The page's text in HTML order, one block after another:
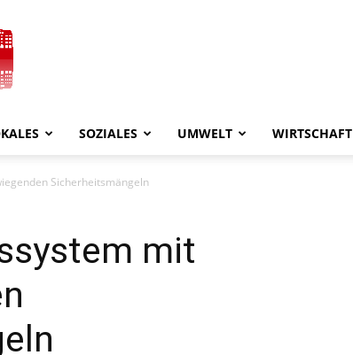
SOZIALES UMWELT WIRTSCHAFT
Sicherheitsmängeln
mit